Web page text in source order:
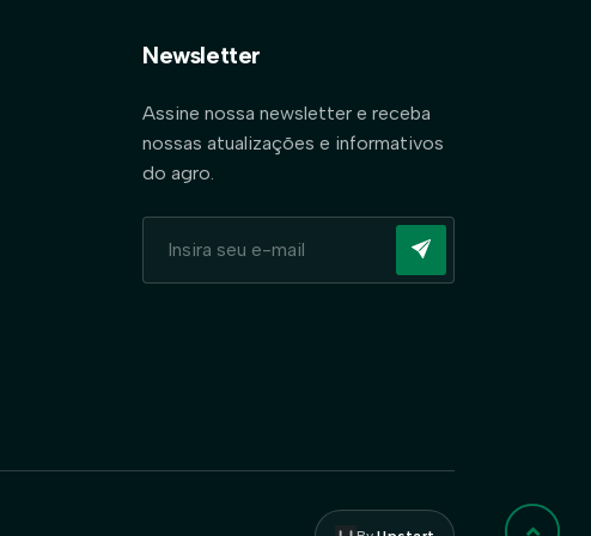
Newsletter
Assine nossa newsletter e receba
nossas atualizações e informativos
do agro.